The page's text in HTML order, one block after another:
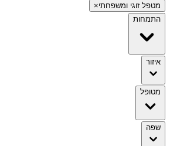
מטפל זוגי ומשפחתי×
התמחות
איזור
מטופל
שפה